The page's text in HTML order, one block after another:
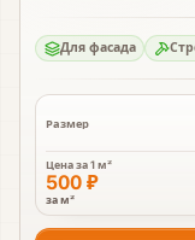
Для фасада
Размер
Цена за1 м²
500 ₽
за м²